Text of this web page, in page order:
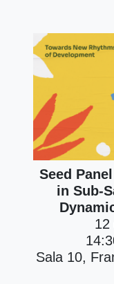
Seed
in Sub-
12
Sala 10,